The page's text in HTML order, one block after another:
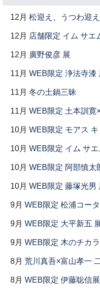
12月 松迎え、うつわ迎
12月 店舗限定 イム サ
12月 廣野俊彦 展
11月 WEB限定 浄法寺漆
11月 冬の土鍋三昧
11月 WEB限定 土本訓寛
10月 WEB限定 モアス
10月 WEB限定 イム サ
10月 WEB限定 阿部慎太
10月 WEB限定 藤塚光男
9月 WEB限定 松浦コー
9月 WEB限定 大平新五
9月 WEB限定 木のチカ
8月 荒川真吾×富山孝一
8月 WEB限定 伊藤聡信展